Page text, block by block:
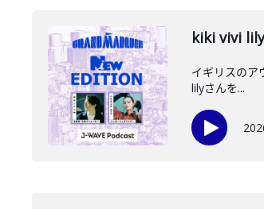
kiki vivi lily
イギリスのア
lilyさんを...